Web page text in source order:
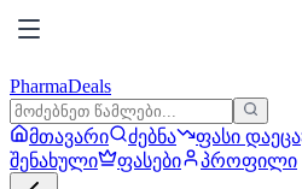
PharmaDeals
მთავარი ძებნა ფასი დაეცა
შენახული
ფასები პროფილი